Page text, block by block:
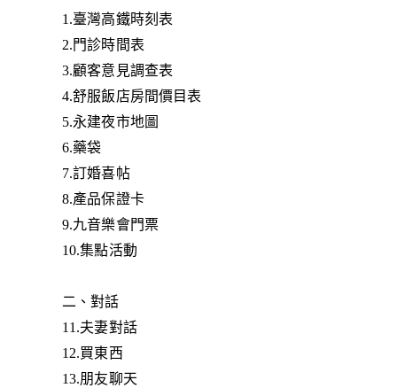
1.臺灣高鐵時刻表
2.門診時間表
3.顧客意見調查表
4.舒服飯店房間價目表
5.永建夜市地圖
6.藥袋
7.訂婚喜帖
8.產品保證卡
9.九音樂會門票
10.集點活動
二、對話
11.夫妻對話
12.買東西
13.朋友聊天